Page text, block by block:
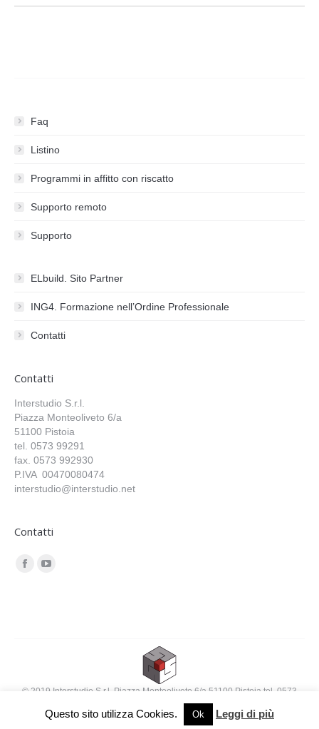
Faq
Listino
Programmi in affitto con riscatto
Supporto remoto
Supporto
ELbuild. Sito Partner
ING4. Formazione nell’Ordine Professionale
Contatti
Contatti
Interstudio S.r.l.
Piazza Monteoliveto 6/a
51100 Pistoia
tel. 0573 99291
fax. 0573 992930
P.IVA 00470080474
interstudio@interstudio.net
Contatti
Find us on:
© 2019 Interstudio S.r.l. Piazza Monteoliveto 6/a 51100 Pistoia tel. 0573
99291 fax. 0573 992930 interstudio@interstudio.net
Questo sito utilizza Cookies. Ok Leggi di più